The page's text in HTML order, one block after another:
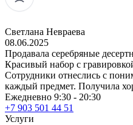
Светлана Невраева
08.06.2025
Продавала серебряные
Красивый набор с
Сотрудники отнеслись с
каждый предмет. Получила
Ежедневно 9:30 - 20:30
+7 903 501 44 51
Услуги